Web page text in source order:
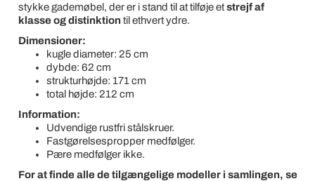
stykke gademøbel, der er i stand til at tilføje etstrejf af
klasse og distinktion til ethvert ydre.
Dimensioner:
kugle diameter: 25 cm
dybde: 62 cm
strukturhøjde: 171 cm
total højde: 212 cm
Information:
Udvendige rustfri stålskruer.
Fastgørelsespropper medfølger.
Pære medfølger ikke.
For at finde alle de tilgængelige modeller i samlingen, se